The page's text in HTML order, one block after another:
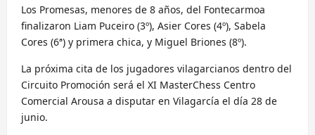
Los Promesas, menores de 8 años, del Fontecarmoa
finalizaron Liam Puceiro (3º), Asier Cores (4º), Sabela
Cores (6ª) y primera chica, y Miguel Briones (8º).
La próxima cita de los jugadores vilagarcianos dentro del
Circuito Promoción será el XI MasterChess Centro
Comercial Arousa a disputar en Vilagarcía el día 28 de
junio.